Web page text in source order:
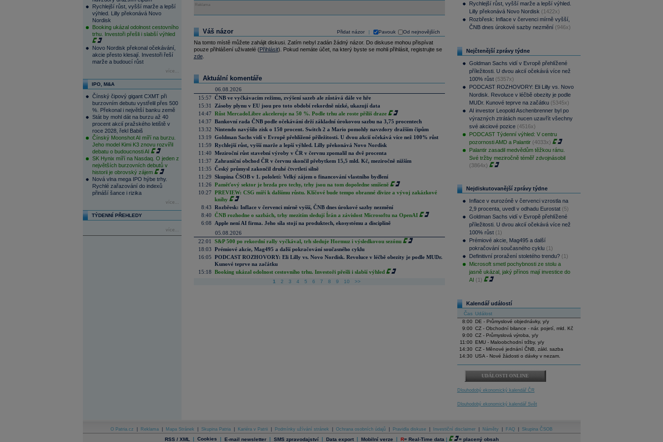
Rychlejší růst, vyšší marže a lepší
výhled. Lilly překonává Novo
Nordisk
Booking ukázal odolnost cestovního
trhu. Investoři přešli i slabší výhled
Novo Nordisk překonal očekávání,
akcie přesto klesají. Investoři řeší
marže a budoucí růst
více...
IPO, M&A
Čínský čipový gigant CXMT při
burzovním debutu vystřelil přes 500
%. Překonal i největší banku země
Stát by mohl dát na burzu až 40
procent akcií pražského letiště v
roce 2028, řekl Babiš
Čínský Moonshot AI míří na burzu.
Jeho model Kimi K3 znovu rozvířil
debatu o budoucnosti AI
SK Hynix míří na Nasdaq. O jeden z
největších burzovních debutů v
historii je obrovský zájem
Nová vlna mega IPO hýbe trhy.
Rychlé zařazování do indexů
přináší šance i rizika
více...
TÝDENNÍ PŘEHLEDY
více...
Reklama
Přidat názor Pavouk Od nejnovějších
Váš názor
Na tomto místě můžete zahájit diskusi. Zatím nebyl zadán žádný názor. Do diskuse mohou přispívat
pouze přihlášení uživatelé (Přihlásit). Pokud nemáte účet, na který byste se mohli přihlásit, registrujte se
zde.
Aktuální komentáře
06.08.2026
15:57 ČNB ve vyčkávacím režimu, zvýšení sazeb ale zůstává dále ve hře
15:31
Zásoby plynu v EU jsou pro toto období rekordně nízké, ukazují data
14:47 Růst MercadoLibre akceleruje na 50 %. Podle trhu ale roste příliš draze
14:37 Bankovní rada ČNB podle očekávání drží základní úrokovou sazbu na 3,75 procentech
13:32 Nintendo navýšilo zisk o 150 procent. Switch 2 a Mario pomohly navzdory dražším čipům
13:19 Goldman Sachs vidí v Evropě přehlížené příležitosti. U dvou akcií očekává více než 100% růst
11:59 Rychlejší růst, vyšší marže a lepší výhled. Lilly překonává Novo Nordisk
11:40 Meziroční růst stavební výroby v ČR v červnu zpomalil na dvě procenta
11:37
Zahraniční obchod ČR v červnu skončil přebytkem 15,5 mld. Kč, meziročně nižším
11:35 Český průmysl zakončil druhé čtvrtletí silně
11:29 Skupina ČSOB v 1. pololetí: Velký zájem o financování vlastního bydlení
11:26 Paměťový sektor je brzda pro techy, trhy jsou na tom dopoledne smíšeně
10:27 PREVIEW: CSG míří k dalšímu růstu. Klíčové bude tempo obranné divize a vývoj zakázkové
knihy
8:43 Rozbřesk: Inflace v červenci mírně vyšší, ČNB dnes úrokové sazby nezmění
8:40 ČNB rozhodne o sazbách, trhy mezitím sledují Írán a závislost Microsoftu na OpenAI
6:08
Apple není AI firma. Jeho síla stojí na produktech, ekosystému a disciplíně
05.08.2026
22:01
S&P 500 po rekordní rally vyčkával, trh sleduje Hormuz i výsledkovou sezónu
18:03 Prémiové akcie, Mag495 a další pokračování současného cyklu
16:05 PODCAST ROZHOVORY: Eli Lilly vs. Novo Nordisk. Revoluce v léčbě obezity je podle MUDr.
Kunové teprve na začátku
15:18 Booking ukázal odolnost cestovního trhu. Investoři přešli i slabší výhled
1 2 3 4 5 6 7 8 9 10 >>
Rychlejší růst, vyšší marže a lepší výhled.
Lilly překonává Novo Nordisk (1422x)
Rozbřesk: Inflace v červenci mírně vyšší,
ČNB dnes úrokové sazby nezmění (946x)
Nejčtenější zprávy týdne
Goldman Sachs vidí v Evropě přehlížené
příležitosti. U dvou akcií očekává více než
100% růst (5357x)
PODCAST ROZHOVORY: Eli Lilly vs. Novo
Nordisk. Revoluce v léčbě obezity je podle
MUDr. Kunové teprve na začátku (5345x)
AI investor Leopold Aschenbrenner byl po
výrazných ztrátách nucen uzavřít všechny
své akciové pozice (4516x)
PODCAST Týdenní výhled: V centru
pozornosti AMD a Palantir (4033x)
Palantir zasadil medvědům těžkou ránu.
Své tržby meziročně téměř zdvojnásobil
(3864x)
Nejdiskutovanější zprávy týdne
Inflace v eurozóně v červenci vzrostla na
2,9 procenta, uvedl v odhadu Eurostat (5)
Goldman Sachs vidí v Evropě přehlížené
příležitosti. U dvou akcií očekává více než
100% růst (1)
Prémiové akcie, Mag495 a další
pokračování současného cyklu (1)
Definitivní proražení stoletého trendu? (1)
Microsoft smetl pochybnosti ze stolu a
jasně ukázal, jaký přínos mají investice do
AI (1)
Kalendář událostí
Čas Událost
8:00
DE - Průmyslové objednávky, y/y
9:00 CZ - Obchodní bilance - nár. pojetí, mld. Kč
9:00 CZ - Průmyslová výroba, y/y
11:00
EMU - Maloobchodní tržby, y/y
14:30 CZ - Měnové jednání ČNB, zákl. sazba
14:30 USA - Nové žádosti o dávky v nezam.
UDÁLOSTI ONLINE
Dlouhodobý ekonomický kalendář ČR
Dlouhodobý ekonomický kalendář Svět
O Patria.cz Reklama Mapa Stránek Skupina Patria Kariéra v Patrii Podmínky užívání stránek Ochrana osobních údajů Pravidla diskuse Investiční disclaimer Náměty FAQ Skupina ČSOB
RSS / XML | Cookies | E-mail newsletter | SMS zpravodajství | Data export | Mobilní verze | R= Real-Time data | = placený obsah